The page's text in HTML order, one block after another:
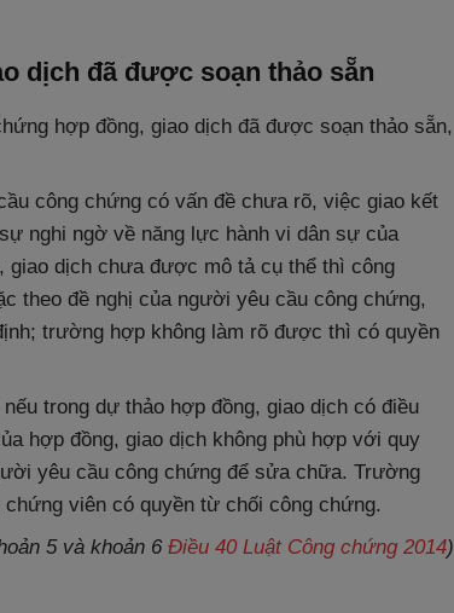
dịch đã được soạn thảo sẵn
hợp đồng, giao dịch đã được soạn thảo sẵn,
công chứng có vấn đề chưa rõ, việc giao kết
nghi ngờ về năng lực hành vi dân sự của
dịch chưa được mô tả cụ thể thì công
theo đề nghị của người yêu cầu công chứng,
trường hợp không làm rõ được thì có quyền
trong dự thảo hợp đồng, giao dịch có điều
hợp đồng, giao dịch không phù hợp với quy
yêu cầu công chứng để sửa chữa. Trường
viên có quyền từ chối công chứng.
5 và khoản 6 Điều 40 Luật Công chứng 2014)